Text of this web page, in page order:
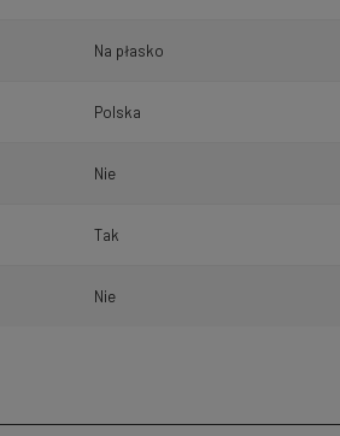
Na płasko
Polska
Nie
Tak
Nie